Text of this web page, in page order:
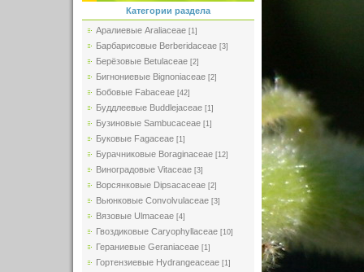
Категории раздела
Аралиевые Araliaceae [1]
Барбарисовые Berberidaceae [3]
Берёзовые Betulaceae [2]
Бигнониевые Bignoniaceae [2]
Бобовые Fabaceae [42]
Буддлеевые Buddlejaceae [1]
Бузиновые Sambucaceae [1]
Буковые Fagaceae [1]
Бурачниковые Boraginaceae [12]
Виноградовые Vitaceae [3]
Ворсянковые Dipsacaceae [2]
Вьюнковые Convolvulaceae [3]
Вязовые Ulmaceae [4]
Гвоздиковые Caryophyllaceae [10]
Гераниевые Geraniaceae [1]
Гортензиевые Hydrangeaceae [1]